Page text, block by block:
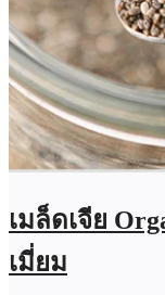
เมล็ดเจีย
เมี่ยม